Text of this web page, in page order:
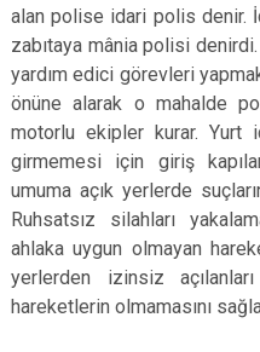
alan polise idari polis denir.
zabıtaya mânia polisi
yardım edici görevleri
önüne alarak o mahalde
motorlu ekipler kurar. Yurt
girmemesi için giriş
umuma açık yerlerde
Ruhsatsız silahları
ahlaka uygun olmayan
yerlerden izinsiz
hareketlerin olmamasını